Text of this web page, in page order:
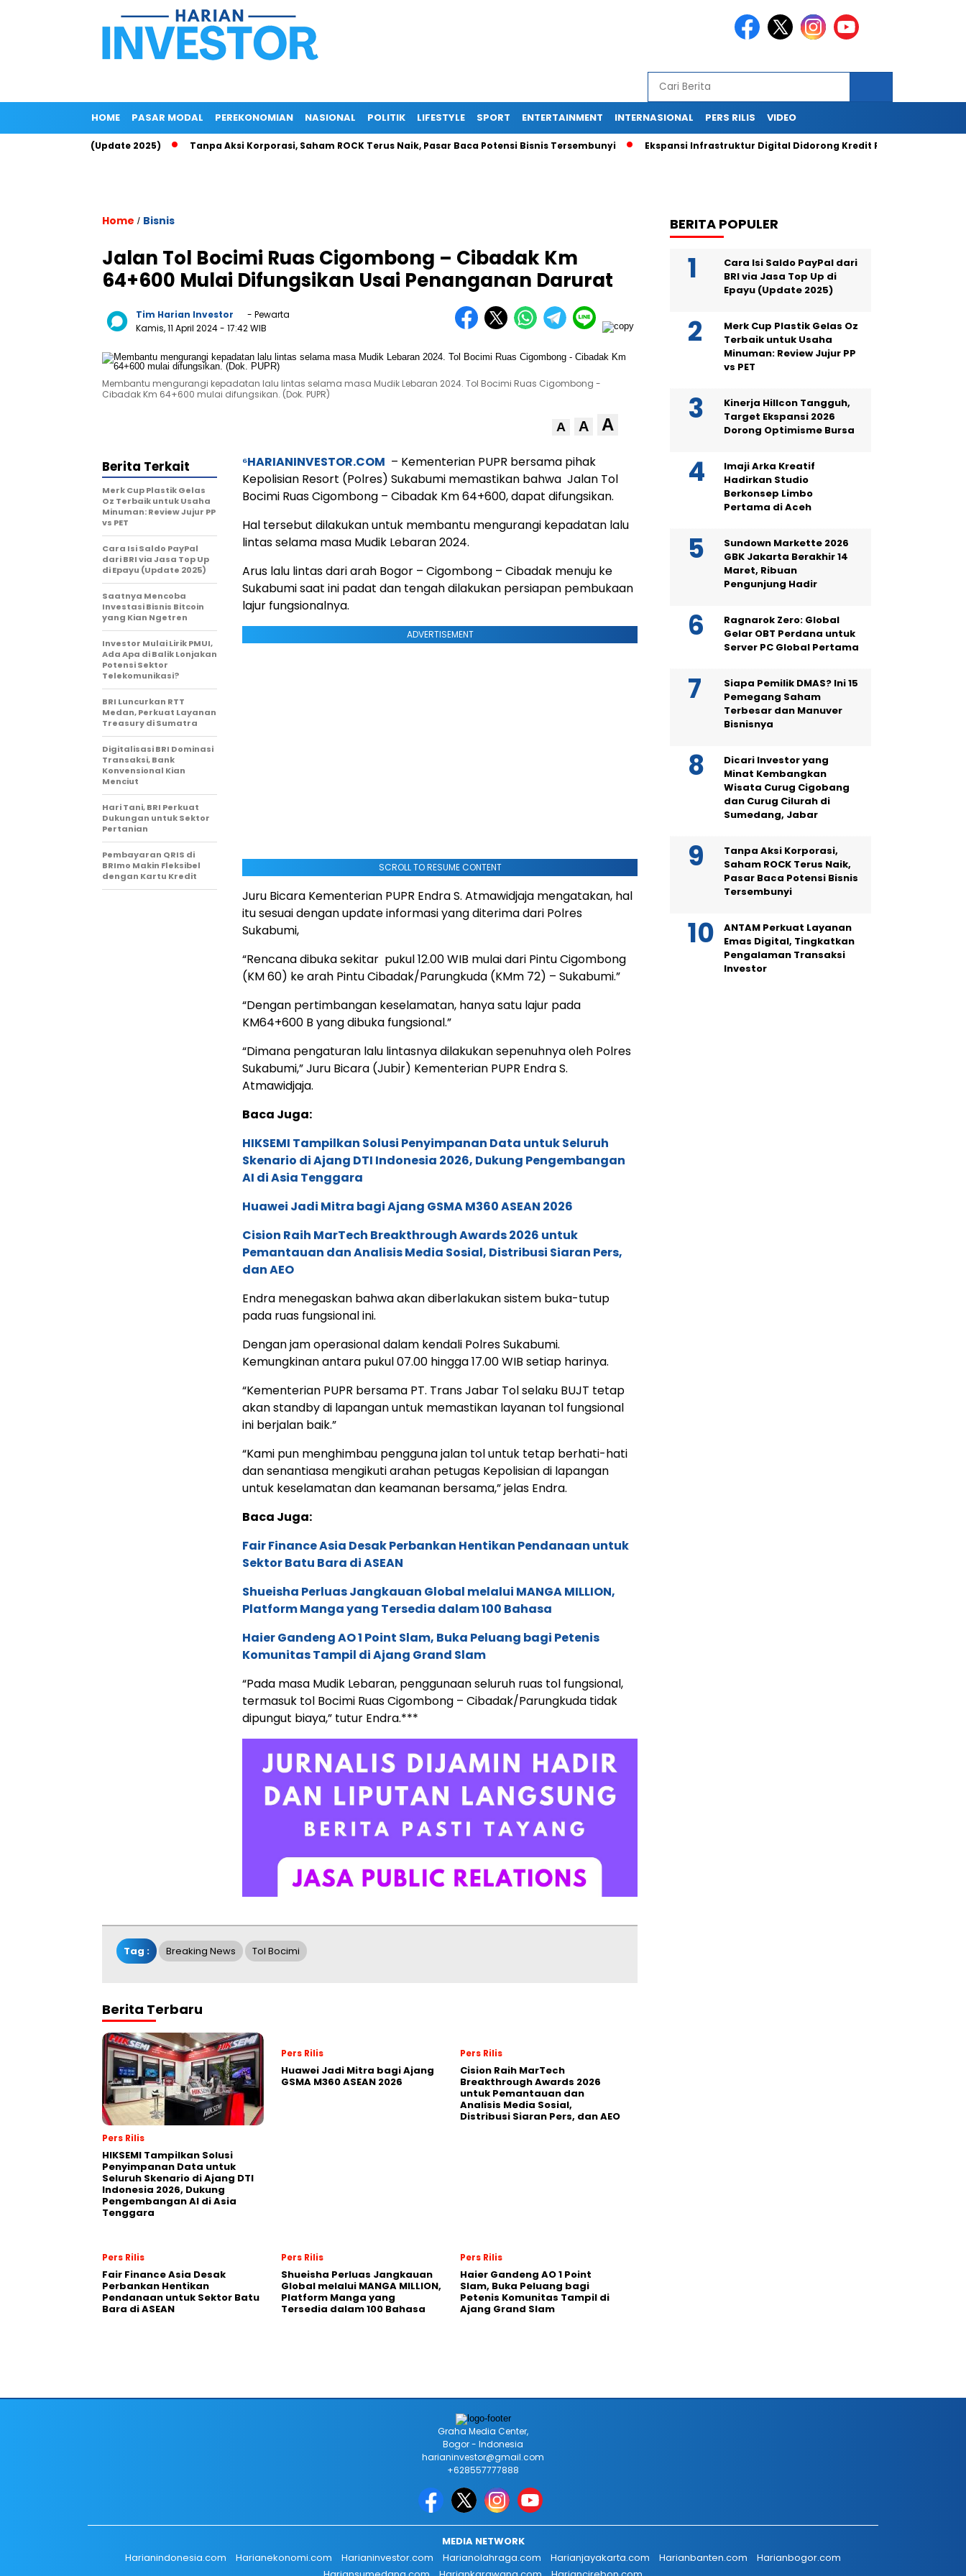
HOME PASAR MODAL PEREKONOMIAN NASIONAL POLITIK LIFESTYLE SPORT ENTERTAINMENT INTERNASIONAL PERS RILIS VIDEO
di Epayu (Update 2025) Tanpa Aksi Korporasi, Saham ROCK Terus Naik, Pasar Baca Potensi Bisnis Tersembunyi Ekspansi Infrastruktur Digital Didorong Kredit Rp400 Miliar TOWR dari
Home / Bisnis
Jalan Tol Bocimi Ruas Cigombong – Cibadak Km
64+600 Mulai Difungsikan Usai Penanganan Darurat
Tim Harian Investor
- Pewarta
Kamis, 11 April 2024- 17:42 WIB
Membantu mengurangi kepadatan lalu lintas selama masa Mudik Lebaran 2024. Tol Bocimi Ruas Cigombong -
Cibadak Km 64+600 mulai difungsikan. (Dok. PUPR)
A A A
⁶HARIANINVESTOR.COM – Kementerian PUPR bersama pihak
Kepolisian Resort (Polres) Sukabumi memastikan bahwa Jalan Tol
Bocimi Ruas Cigombong – Cibadak Km 64+600, dapat difungsikan.
Hal tersebut dilakukan untuk membantu mengurangi kepadatan lalu
lintas selama masa Mudik Lebaran 2024.
Arus lalu lintas dari arah Bogor – Cigombong – Cibadak menuju ke
Sukabumi saat ini padat dan tengah dilakukan persiapan pembukaan
lajur fungsionalnya.
ADVERTISEMENT
SCROLL TO RESUME CONTENT
Juru Bicara Kementerian PUPR Endra S. Atmawidjaja mengatakan, hal
itu sesuai dengan update informasi yang diterima dari Polres
Sukabumi,
“Rencana dibuka sekitar pukul 12.00 WIB mulai dari Pintu Cigombong
(KM 60) ke arah Pintu Cibadak/Parungkuda (KMm 72) – Sukabumi.”
“Dengan pertimbangan keselamatan, hanya satu lajur pada
KM64+600 B yang dibuka fungsional.”
“Dimana pengaturan lalu lintasnya dilakukan sepenuhnya oleh Polres
Sukabumi,” Juru Bicara (Jubir) Kementerian PUPR Endra S.
Atmawidjaja.
Baca Juga:
HIKSEMI Tampilkan Solusi Penyimpanan Data untuk Seluruh
Skenario di Ajang DTI Indonesia 2026, Dukung Pengembangan
AI di Asia Tenggara
Huawei Jadi Mitra bagi Ajang GSMA M360 ASEAN 2026
Cision Raih MarTech Breakthrough Awards 2026 untuk
Pemantauan dan Analisis Media Sosial, Distribusi Siaran Pers,
dan AEO
Endra menegaskan bahwa akan diberlakukan sistem buka-tutup
pada ruas fungsional ini.
Dengan jam operasional dalam kendali Polres Sukabumi.
Kemungkinan antara pukul 07.00 hingga 17.00 WIB setiap harinya.
“Kementerian PUPR bersama PT. Trans Jabar Tol selaku BUJT tetap
akan standby di lapangan untuk memastikan layanan tol fungsional
ini berjalan baik.”
“Kami pun menghimbau pengguna jalan tol untuk tetap berhati-hati
dan senantiasa mengikuti arahan petugas Kepolisian di lapangan
untuk keselamatan dan keamanan bersama,” jelas Endra.
Baca Juga:
Fair Finance Asia Desak Perbankan Hentikan Pendanaan untuk
Sektor Batu Bara di ASEAN
Shueisha Perluas Jangkauan Global melalui MANGA MILLION,
Platform Manga yang Tersedia dalam 100 Bahasa
Haier Gandeng AO 1 Point Slam, Buka Peluang bagi Petenis
Komunitas Tampil di Ajang Grand Slam
“Pada masa Mudik Lebaran, penggunaan seluruh ruas tol fungsional,
termasuk tol Bocimi Ruas Cigombong – Cibadak/Parungkuda tidak
dipungut biaya,” tutur Endra.***
Berita Terkait
Merk Cup Plastik Gelas
Oz Terbaik untuk Usaha
Minuman: Review Jujur PP
vs PET
Cara Isi Saldo PayPal
dari BRI via Jasa Top Up
di Epayu (Update 2025)
Saatnya Mencoba
Investasi Bisnis Bitcoin
yang Kian Ngetren
Investor Mulai Lirik PMUI,
Ada Apa di Balik Lonjakan
Potensi Sektor
Telekomunikasi?
BRI Luncurkan RTT
Medan, Perkuat Layanan
Treasury di Sumatra
Digitalisasi BRI Dominasi
Transaksi, Bank
Konvensional Kian
Menciut
Hari Tani, BRI Perkuat
Dukungan untuk Sektor
Pertanian
Pembayaran QRIS di
BRImo Makin Fleksibel
dengan Kartu Kredit
Tag : Breaking News Tol Bocimi
Berita Terbaru
Pers Rilis
HIKSEMI Tampilkan Solusi
Penyimpanan Data untuk
Seluruh Skenario di Ajang DTI
Indonesia 2026, Dukung
Pengembangan AI di Asia
Tenggara
Pers Rilis
Huawei Jadi Mitra bagi Ajang
GSMA M360 ASEAN 2026
Pers Rilis
Cision Raih MarTech
Breakthrough Awards 2026
untuk Pemantauan dan
Analisis Media Sosial,
Distribusi Siaran Pers, dan AEO
Pers Rilis
Fair Finance Asia Desak
Perbankan Hentikan
Pendanaan untuk Sektor Batu
Bara di ASEAN
Pers Rilis
Shueisha Perluas Jangkauan
Global melalui MANGA MILLION,
Platform Manga yang
Tersedia dalam 100 Bahasa
Pers Rilis
Haier Gandeng AO 1 Point
Slam, Buka Peluang bagi
Petenis Komunitas Tampil di
Ajang Grand Slam
BERITA POPULER
Cara Isi Saldo PayPal dari
BRI via Jasa Top Up di
Epayu (Update 2025)
Merk Cup Plastik Gelas Oz
Terbaik untuk Usaha
Minuman: Review Jujur PP
vs PET
Kinerja Hillcon Tangguh,
Target Ekspansi 2026
Dorong Optimisme Bursa
Imaji Arka Kreatif
Hadirkan Studio
Berkonsep Limbo
Pertama di Aceh
Sundown Markette 2026
GBK Jakarta Berakhir 14
Maret, Ribuan
Pengunjung Hadir
Ragnarok Zero: Global
Gelar OBT Perdana untuk
Server PC Global Pertama
Siapa Pemilik DMAS? Ini 15
Pemegang Saham
Terbesar dan Manuver
Bisnisnya
Dicari Investor yang
Minat Kembangkan
Wisata Curug Cigobang
dan Curug Cilurah di
Sumedang, Jabar
Tanpa Aksi Korporasi,
Saham ROCK Terus Naik,
Pasar Baca Potensi Bisnis
Tersembunyi
ANTAM Perkuat Layanan
Emas Digital, Tingkatkan
Pengalaman Transaksi
Investor
Graha Media Center,
Bogor - Indonesia
harianinvestor@gmail.com
+628557777888
MEDIA NETWORK
Harianindonesia.com
Harianekonomi.com Harianinvestor.com Harianolahraga.com Harianjayakarta.com Harianbanten.com
Harianbogor.com